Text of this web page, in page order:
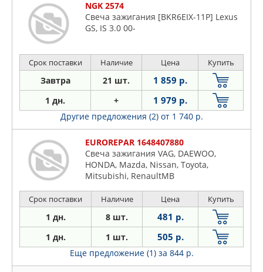
NGK 2574
Свеча зажигания [BKR6EIX-11P] Lexus
GS, IS 3.0 00-
Срок поставки Наличие Цена Купить
Завтра 21 шт. 1 859 р.
1 дн. + 1 979 р.
Другие предложения (2) от 1 740 р.
EUROREPAR 1648407880
Свеча зажигания VAG, DAEWOO,
HONDA, Mazda, Nissan, Toyota,
Mitsubishi, RenaultMB
Срок поставки Наличие Цена Купить
1 дн. 8 шт. 481 р.
1 дн. 1 шт. 505 р.
Еще предложение (1) за 844 р.